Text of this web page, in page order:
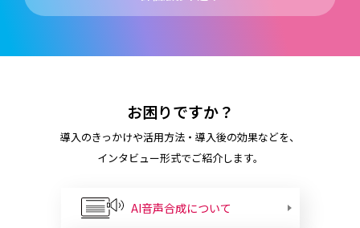
お困りですか？
導入のきっかけや活用方法・導入後の効果などを、
インタビュー形式でご紹介します。
AI音声合成について